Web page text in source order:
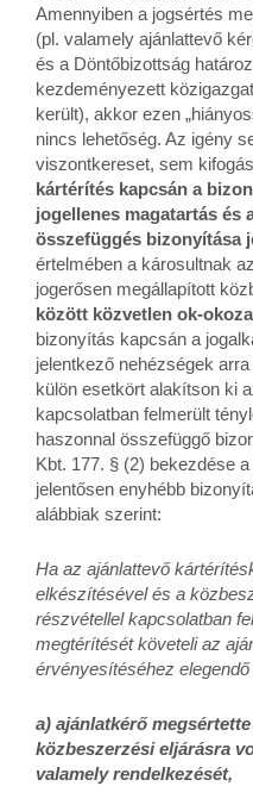
Amennyiben a jogsértés
(pl. valamely ajánlattevő
és a Döntőbizottság
kezdeményezett
került), akkor ezen
nincs lehetőség. Az igény
viszontkereset, sem
kártérítés kapcsán a
jogellenes magatartás és
összefüggés bizonyítása
értelmében a károsultnak
jogerősen megállapított
között közvetlen ok-
bizonyítás kapcsán a
jelentkező nehézségek
külön esetkört alakítson ki
kapcsolatban felmerült
haszonnal összefüggő
Kbt. 177. § (2) bekezdése
jelentősen enyhébb
alábbiak szerint:
Ha az ajánlattevő
elkészítésével és a
részvétellel kapcsolatban
megtérítését követeli az
érvényesítéséhez
a) ajánlatkérő
közbeszerzési eljárásra
valamely rendelkezését,